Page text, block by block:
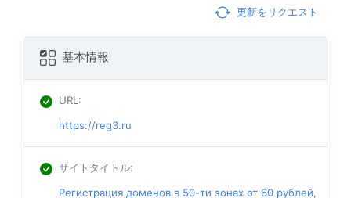
更新をリクエスト
基本情報
URL:
https://reg3.ru
サイトタイトル:
Регистрация доменов в 50-ти зонах от 60 рублей,